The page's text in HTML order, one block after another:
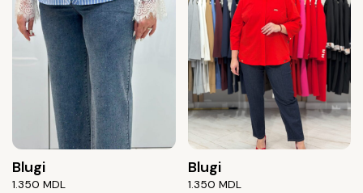
Blugi
1.350 MDL
Blugi
1.350 MDL